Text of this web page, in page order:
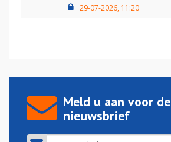
29-07-2026, 11:20
Meld u aan voor de
nieuwsbrief